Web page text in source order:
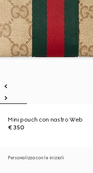
Mini pouch con nastro Web
€ 350
Personalizza con le iniziali